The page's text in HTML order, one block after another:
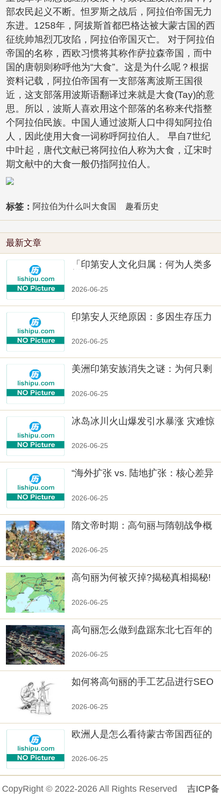
部农民起义不断。怛罗斯之战后，阿拉伯帝国无力
东进。1258年，阿拔斯首都巴格达被大蒙古国的西
征统帅旭烈兀攻陷，阿拉伯帝国灭亡。 对于阿拉伯
帝国的名称，西欧习惯将其称作萨拉森帝国，而中
国的唐朝则称呼他为“大食”。这是为什么呢？根据
资料记载，阿拉伯帝国有一支部落离波斯王国很
近，这支部落用波斯语翻译过来就是大食(Tay)的意
思。所以，波斯人喜欢用这个部落的名称来代指整
个阿拉伯民族。中国人通过波斯人口中得知阿拉伯
人，因此使用大食一词称呼阿拉伯人。 早自7世纪
中叶起，唐代文献已将阿拉伯人称为大食，辽宋时
期文献中的大食一般仍指阿拉伯人。
标签： 阿拉伯为什么叫大食国 趣看历史
最新文章
「印第安人文化归属：何为人类多
2026-06-25
印第安人灭绝原因：多因生存压力
2026-06-25
美洲印第安族消失之谜：为何只剩
2026-06-25
冰岛冰川火山爆发引水暴涨 灾难惊
2026-06-25
“海外扩张 vs. 陆地扩张：核心差异
2026-06-25
隋文帝时期：高句丽与隋朝战争概
2026-06-25
高句丽为何被灭掉?揭秘真相揭秘!
2026-06-25
高句丽怎么做到盘踞东北七百年的
2026-06-25
如何将高句丽的手工艺品进行SEO
2026-06-25
欧洲人是怎么看待蒙古帝国西征的
2026-06-25
CopyRight © 2022-2026 All Rights Reserved 吉ICP备